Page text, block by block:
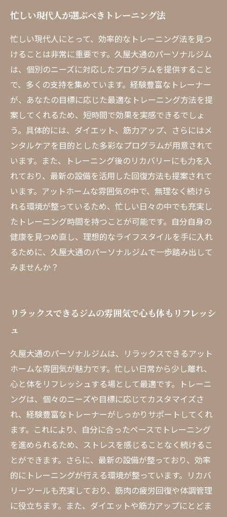
忙しい現代人が選ぶべきトレーニング法
忙しい現代人にとって、効率的なトレーニング法を見つ
けることは非常に重要です。久屋大通のパーソナルジム
は、個別のニーズに対応したプログラムを提供すること
で、多くの支持を集めています。経験豊富なトレーナー
が、あなたの目標に応じた最適なトレーニング方法を提
案してくれるため、短時間で効果を実感できるでしょ
う。具体的には、ダイエット、筋力アップ、さらにはメ
ンタルケアを目的とした多彩なプログラムが用意されて
います。また、トレーニング後のリカバリーにも力を入
れており、最新の設備を活用した回復方法も提案されて
います。アットホームな雰囲気の中で、無理なく続けら
れる環境が整っているため、忙しい日々の中でも充実し
たトレーニング時間を持つことが可能です。自分自身の
健康を見つめ直し、理想的なライフスタイルを手に入れ
るために、久屋大通のパーソナルジムで一歩踏み出して
みませんか？
リラックスできるジムの雰囲気で心も体もリフレッシ
ュ
久屋大通のパーソナルジムは、リラックスできるアット
ホームな雰囲気が魅力です。忙しい日常から少し離れ、
心と体をリフレッシュする場として最適です。トレーニ
ングは、個々のニーズや目標に応じてカスタマイズさ
れ、経験豊富なトレーナーがしっかりサポートしてくれ
ます。これにより、自分に合ったペースでトレーニング
を進められるため、ストレスを感じることなく続けるこ
とができます。さらに、最新の設備が整っており、効率
的にトレーニングが行える環境が整っています。リカバ
リーツールも充実しており、筋肉の疲労回復や体調管理
に役立ちます。また、ダイエットや筋力アップにとどま